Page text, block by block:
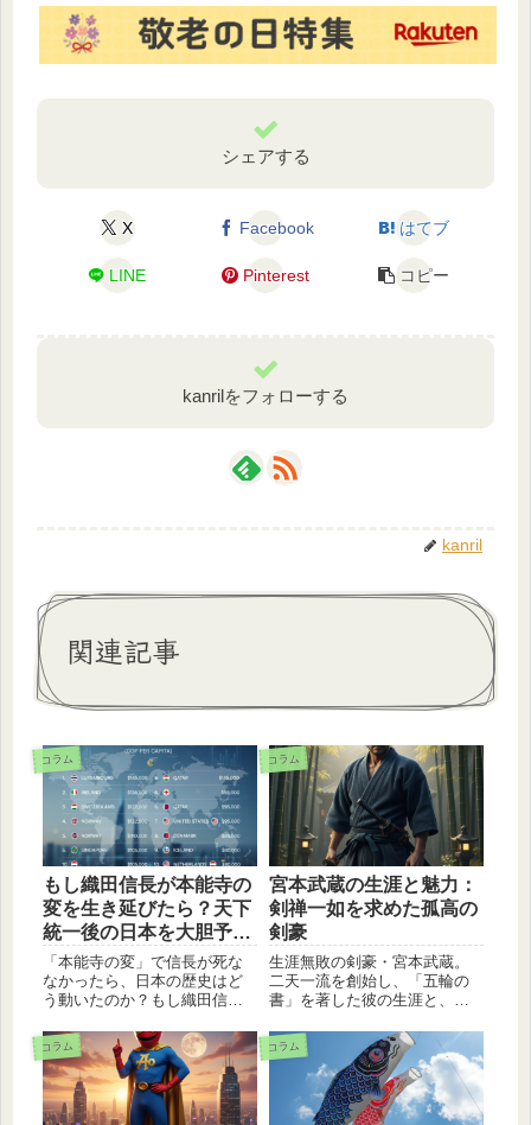
シェアする
X Facebook はてブ
LINE Pinterest コピー
kanrilをフォローする
kanril
関連記事
コラム
もし織田信長が本能寺の
変を生き延びたら？天下
統一後の日本を大胆予
想！
「本能寺の変」で信長が死な
なかったら、日本の歴史はど
う動いたのか？もし織田信長
ら、政治・経済・外交はどう
変わっていたかを徹底考察。
鎖国はなかった？安土が首都
に？300年早まった近代化の可
能性を紐解きます。
コラム
宮本武蔵の生涯と魅力：
剣禅一如を求めた孤高の
剣豪
生涯無敗の剣豪・宮本武蔵。
二天一流を創始し、「五輪の
書」を著した彼の生涯と、武
も人々を魅了します。その強
さの秘密と精神性に迫りま
コラム コラム